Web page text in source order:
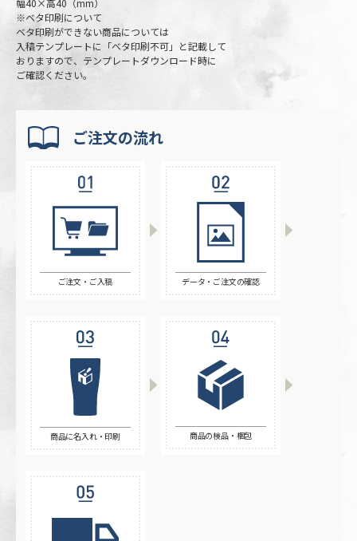
※ベタ印刷について
ベタ印刷ができない商品については
入稿テンプレートに「ベタ印刷不可」と記載して
おりますので、テンプレートダウンロード時に
ご確認ください。
ご注文の流れ
ご注文・ご入稿 データ・ご注文の確認
商品に名入れ・印刷 商品の検品・梱包